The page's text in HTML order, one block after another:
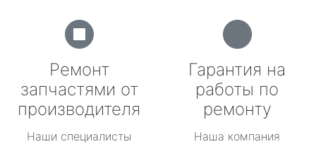
Ремонт
запчастями от
производителя
Наши специалисты
Гарантия на
работы по
ремонту
Наша компания